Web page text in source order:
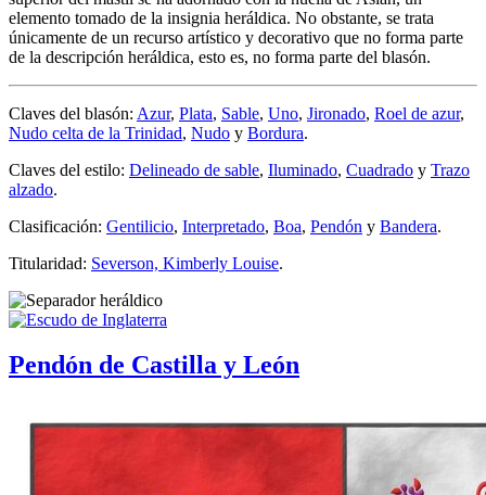
elemento tomado de la insignia heráldica. No obstante, se trata
únicamente de un recurso artístico y decorativo que no forma parte
de la descripción heráldica, esto es, no forma parte del blasón.
Claves del blasón: Azur, Plata, Sable, Uno, Jironado, Roel de azur,
Nudo celta de la Trinidad, Nudo y Bordura.
Claves del estilo: Delineado de sable, Iluminado, Cuadrado y Trazo
alzado.
Clasificación: Gentilicio, Interpretado, Boa, Pendón y Bandera.
Titularidad: Severson, Kimberly Louise.
Pendón de Castilla y León